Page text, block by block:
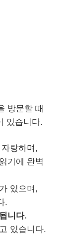
방문할 때
있습니다.
자랑하며,
기에 완벽
가 있으며,
.
니다.
있습니다.